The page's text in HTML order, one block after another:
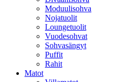
Moduulisohva
Nojatuolit
Loungetuolit
Vuodesohvat
Sohvasängyt
Puffit
Rahit
Matot